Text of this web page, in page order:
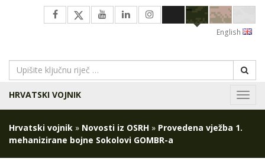
English
HRVATSKI VOJNIK
Hrvatski vojnik » Novosti iz OSRH » Provedena vježba 1.
mehanizirane bojne Sokolovi GOMBR-a